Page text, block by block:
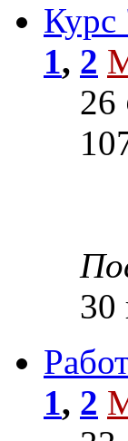
Курс
1, 2
26
30
1, 2